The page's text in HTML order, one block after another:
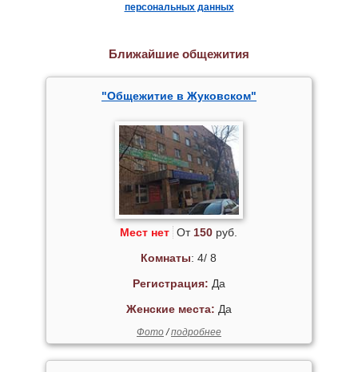
персональных данных
Ближайшие общежития
"Общежитие в Жуковском"
Мест нет От 150 руб.
Комнаты: 4/ 8
Регистрация: Да
Женские места: Да
Фото/подробнее